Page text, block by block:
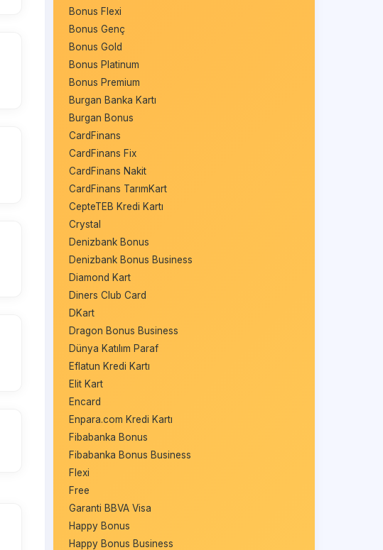
Bonus Flexi
Bonus Genç
Bonus Gold
Bonus Platinum
Bonus Premium
Burgan Banka Kartı
Burgan Bonus
CardFinans
CardFinans Fix
CardFinans Nakit
CardFinans TarımKart
CepteTEB Kredi Kartı
Crystal
Denizbank Bonus
Denizbank Bonus Business
Diamond Kart
Diners Club Card
DKart
Dragon Bonus Business
Dünya Katılım Paraf
Eflatun Kredi Kartı
Elit Kart
Encard
Enpara.com Kredi Kartı
Fibabanka Bonus
Fibabanka Bonus Business
Flexi
Free
Garanti BBVA Visa
Happy Bonus
Happy Bonus Business